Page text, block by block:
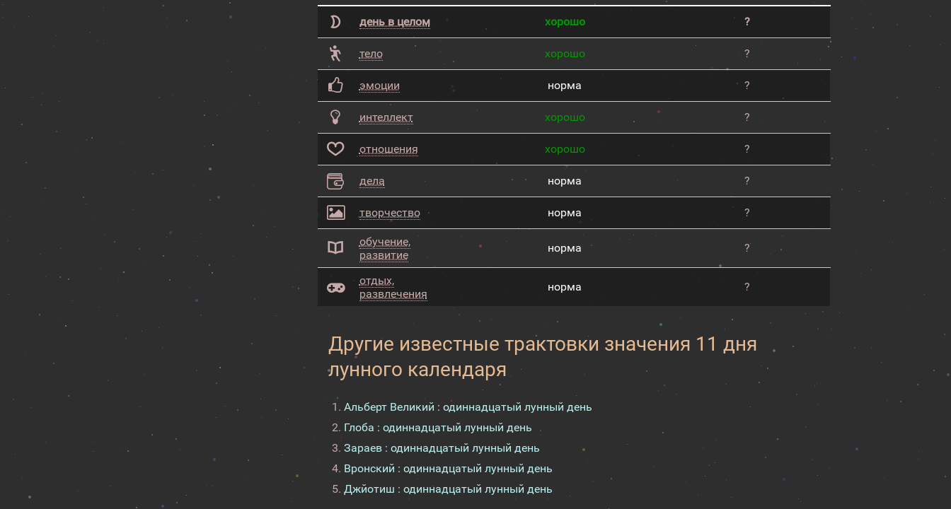
день в целом хорошо ?
тело хорошо ?
эмоции норма ?
интеллект хорошо ?
отношения хорошо ?
дела норма ?
творчество норма ?
обучение,
развитие
норма ?
отдых,
развлечения
норма ?
Другие известные трактовки значения 11 дня
лунного календаря
Альберт Великий : одиннадцатый лунный день
Глоба : одиннадцатый лунный день
Зараев : одиннадцатый лунный день
Вронский : одиннадцатый лунный день
Джйотиш : одиннадцатый лунный день